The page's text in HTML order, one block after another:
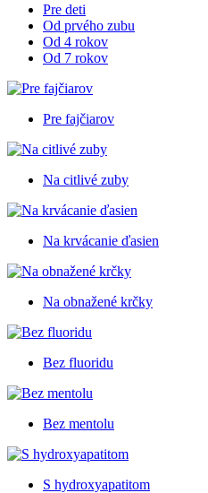
Pre deti
Od prvého zubu
Od 4 rokov
Od 7 rokov
Pre fajčiarov
Na citlivé zuby
Na krvácanie ďasien
Na obnažené krčky
Bez fluoridu
Bez mentolu
S hydroxyapatitom